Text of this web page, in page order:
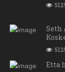
Seth
Etta